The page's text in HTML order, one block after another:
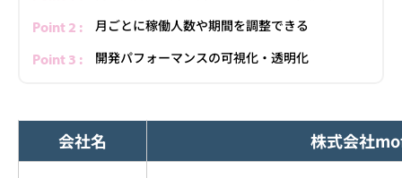
月ごとに稼働人数や期間を調整できる
開発パフォーマンスの可視化・透明化
会社名 株式会社